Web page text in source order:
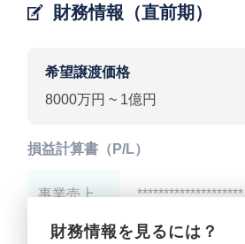
財務情報（直前期）
希望譲渡価格
8000万円 ~ 1億円
財務情報を見るには？
損益計算書（P/L）
事業売上 ********************